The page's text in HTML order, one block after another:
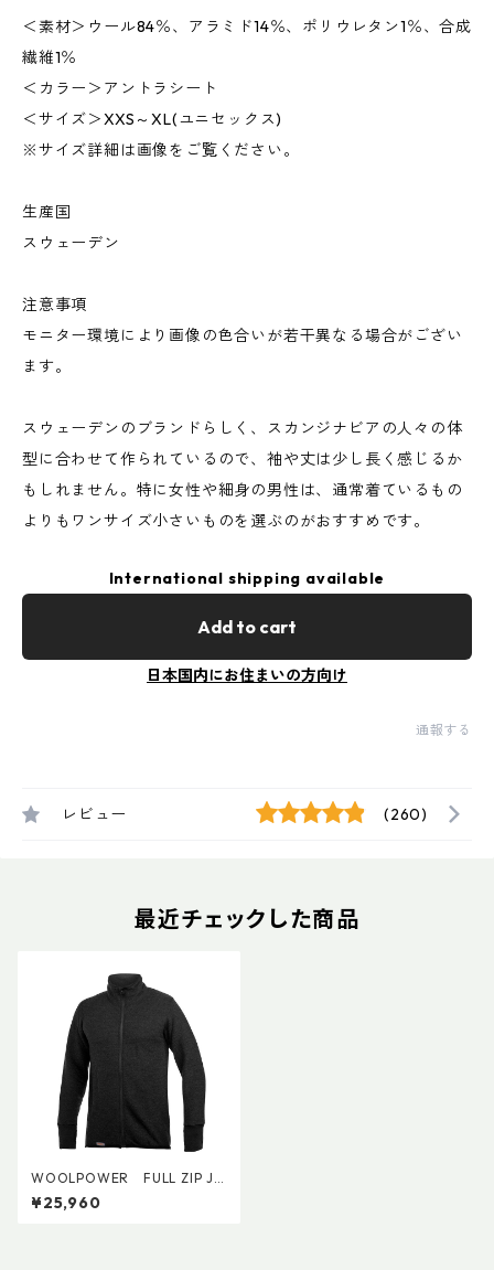
＜素材＞ウール84％、アラミド14％、ポリウレタン1％、合成
繊維1％
＜カラー＞アントラシート
＜サイズ＞XXS～XL(ユニセックス)
※サイズ詳細は画像をご覧ください。
生産国
スウェーデン
注意事項
モニター環境により画像の色合いが若干異なる場合がござい
ます。
スウェーデンのブランドらしく、スカンジナビアの人々の体
型に合わせて作られているので、袖や丈は少し長く感じるか
もしれません。特に女性や細身の男性は、通常着ているもの
よりもワンサイズ小さいものを選ぶのがおすすめです。
International shipping available
Add to cart
日本国内にお住まいの方向け
通報する
レビュー (260)
最近チェックした商品
WOOLPOWER FULL ZIP JA
CKET PROTECTION 400
¥25,960